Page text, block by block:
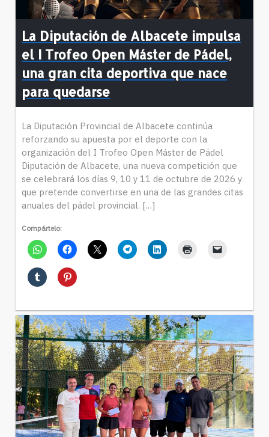
La Diputación de Albacete impulsa
el I Trofeo Open Máster de Pádel,
una gran cita deportiva que nace
para quedarse
La Diputación Provincial de Albacete continúa
reforzando su apuesta por el deporte con la
organización del I Trofeo Open Máster de Pádel
Diputación de Albacete, una nueva competición que
se celebrará los días 9, 10 y 11 de octubre de 2026 y
que pretende convertirse en una de las grandes citas
anuales del pádel provincial. […]
Compártelo: